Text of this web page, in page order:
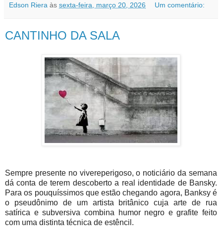
Edson Riera às sexta-feira, março 20, 2026 Um comentário:
CANTINHO DA SALA
Sempre presente no vivereperigoso, o noticiário da semana
dá conta de terem descoberto a real identidade de Bansky.
Para os pouquíssimos que estão chegando agora, Banksy é
o pseudônimo de um artista britânico cuja arte de rua
satírica e subversiva combina humor negro e grafite feito
com uma distinta técnica de estêncil.